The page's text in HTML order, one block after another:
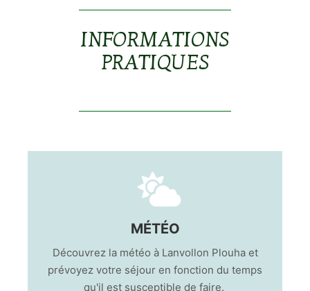
INFORMATIONS
PRATIQUES
MÉTÉO
Découvrez la météo à Lanvollon Plouha et
prévoyez votre séjour en fonction du temps
qu'il est susceptible de faire.